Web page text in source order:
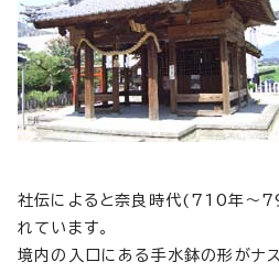
社伝によると奈良時代(710年～
れています。
境内の入口にある手水鉢の形がナ